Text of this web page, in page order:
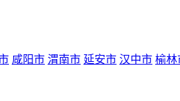
咸阳市 渭南市 延安市 汉中市 榆林